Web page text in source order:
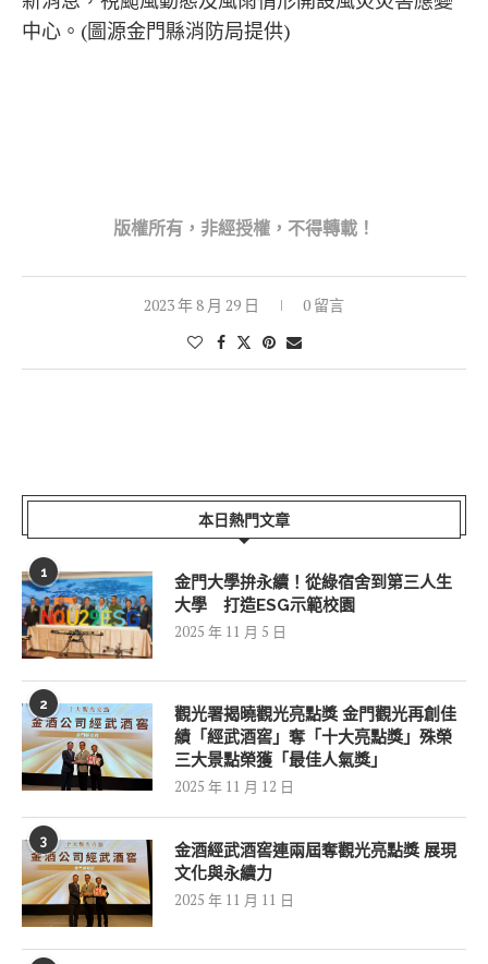
中心。(圖源金門縣消防局提供)
版權所有，非經授權，不得轉載！
2023 年 8 月 29 日 0 留言
本日熱門文章
1
金門大學拚永續！從綠宿舍到第三人生
大學 打造ESG示範校園
2025 年 11 月 5 日
2
觀光署揭曉觀光亮點獎 金門觀光再創佳
績「經武酒窖」奪「十大亮點獎」殊榮
三大景點榮獲「最佳人氣獎」
2025 年 11 月 12 日
3
金酒經武酒窖連兩屆奪觀光亮點獎 展現
文化與永續力
2025 年 11 月 11 日